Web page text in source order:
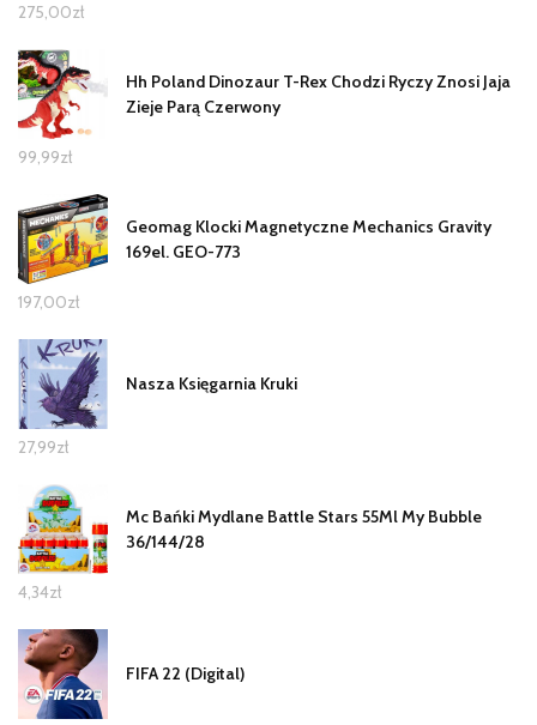
275,00zł
Hh Poland Dinozaur T-Rex Chodzi Ryczy Znosi Jaja
Zieje Parą Czerwony
99,99zł
Geomag Klocki Magnetyczne Mechanics Gravity
169el. GEO-773
197,00zł
Nasza Księgarnia Kruki
27,99zł
Mc Bańki Mydlane Battle Stars 55Ml My Bubble
36/144/28
4,34zł
FIFA 22 (Digital)